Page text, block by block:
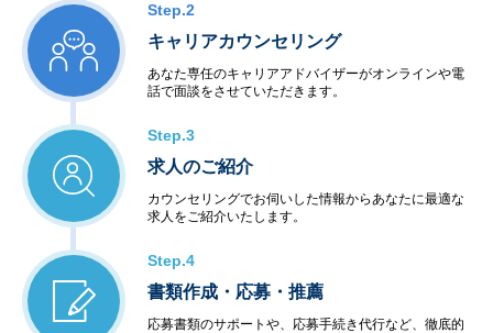
Step.2
キャリアカウンセリング
あなた専任のキャリアアドバイザーがオンラインや電
話で面談をさせていただきます。
Step.3
求人のご紹介
カウンセリングでお伺いした情報からあなたに最適な
求人をご紹介いたします。
Step.4
書類作成・応募・推薦
応募書類のサポートや、応募手続き代行など、徹底的